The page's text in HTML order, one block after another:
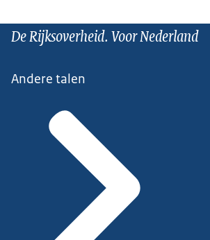
De Rijksoverheid. Voor Nederland
Andere talen